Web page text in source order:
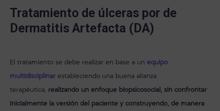
Tratamiento de úlceras por de
Dermatitis Artefacta (DA)
El tratamiento se debe realizar en base a un equipo
multidisciplinar estableciendo una buena alianza
terapéutica, realizando un enfoque biopsicosocial, sin confrontar
inicialmente la versión del paciente y construyendo, de manera